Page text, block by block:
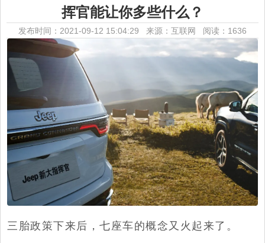
挥官能让你多些什么？
发布时间：2021-09-12 15:04:29 来源：互联网 阅读：1636
三胎政策下来后，七座车的概念又火起来了。